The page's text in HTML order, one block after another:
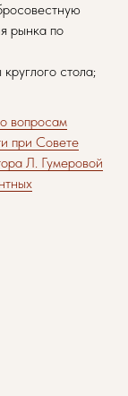
рынка по
стола;
вопросам
при Совете
Л. Гумеровой